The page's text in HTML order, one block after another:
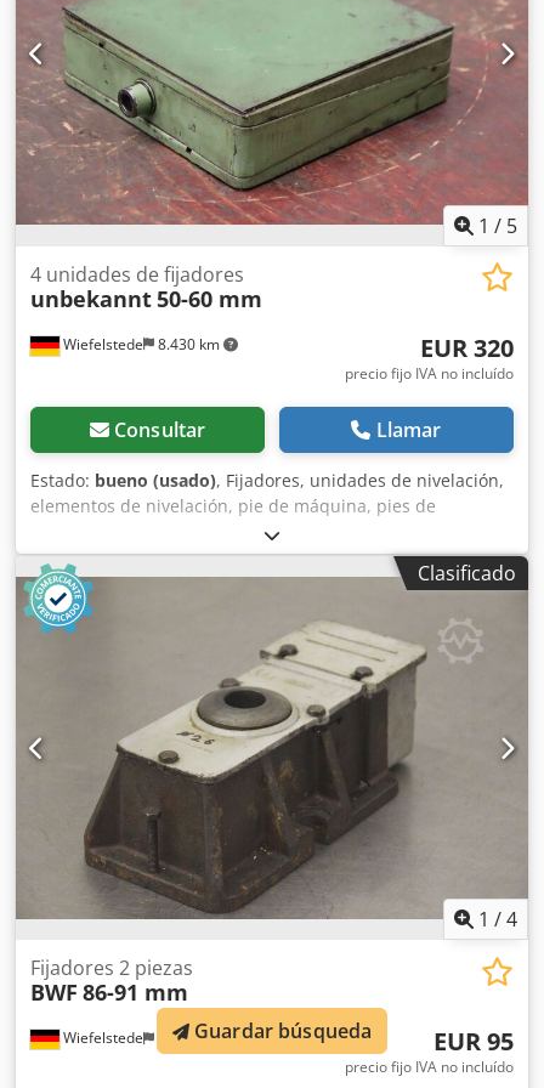
1 / 5
Wiefelstede 8.430 km
4 unidades de fijadores
unbekannt50-60 mm
EUR 320
precio fijo IVA no incluído
Consultar Llamar
Estado: bueno (usado), Fijadores, unidades de nivelación,
elementos de nivelación, pie de máquina, pies de
máquina, zapatas de nivelación, cimentación de máquina,
zapata de nivelación, zapata de cuña, soporte de máquina,
pie nivelador -Fijadores: para máquinas-herramienta e
instalaciones, 4 unidades -Altura mínima: 50 mm -Altura
máxima: 60 mm Djdpswvfktofx Adqokr -Entrega/precio:
completo -Dimensiones: 210/200/A55 mm -Peso: 9,7
Clasificado
1 /4
Wiefelstede 8.430 km
Fijadores 2 piezas
BWF 86-91 mm
EUR 95
precio fijo IVA no incluído
Guardar búsqueda